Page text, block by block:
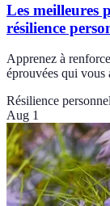
Les meilleures
résilience
Apprenez à
éprouvées qui vous
Résilience
Aug 1